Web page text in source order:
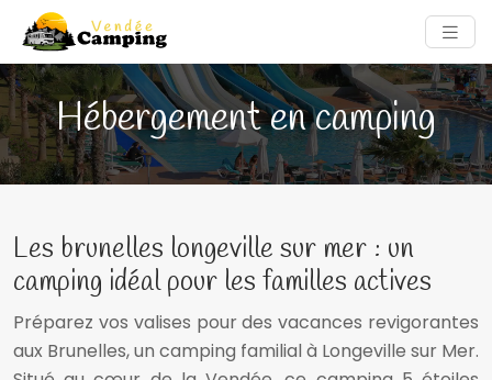
Hébergement en camping
Les brunelles longeville sur mer : un
camping idéal pour les familles actives
Préparez vos valises pour des vacances revigorantes
aux Brunelles, un camping familial à Longeville sur Mer.